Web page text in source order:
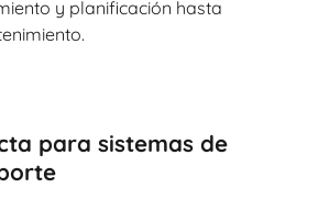
y planificación hasta
para sistemas de